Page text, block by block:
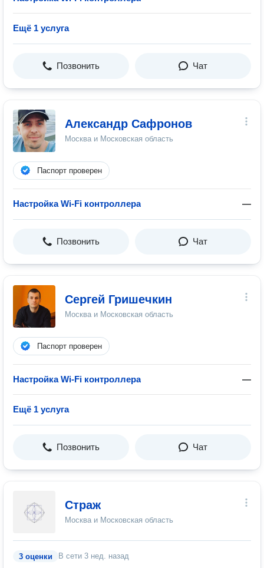
Ещё 1 услуга
Позвонить Чат
Александр Сафронов
Москва и Московская область
Паспорт проверен
Настройка Wi-Fi контроллера —
Позвонить Чат
Сергей Гришечкин
Москва и Московская область
Паспорт проверен
Настройка Wi-Fi контроллера —
Ещё 1 услуга
Позвонить Чат
Страж
Москва и Московская область
3 оценки В сети 3 нед. назад